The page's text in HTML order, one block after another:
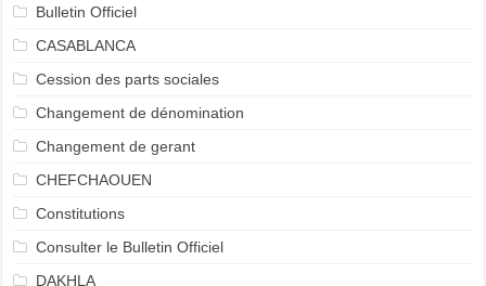
Bulletin Officiel
CASABLANCA
Cession des parts sociales
Changement de dénomination
Changement de gerant
CHEFCHAOUEN
Constitutions
Consulter le Bulletin Officiel
DAKHLA